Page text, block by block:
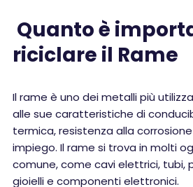
Quanto è
riciclare il Rame
Il rame è uno dei metalli più
alle sue caratteristiche di
termica, resistenza alla
impiego. Il rame si trova in molti
comune, come cavi elettrici, tubi,
gioielli e componenti elettronici.